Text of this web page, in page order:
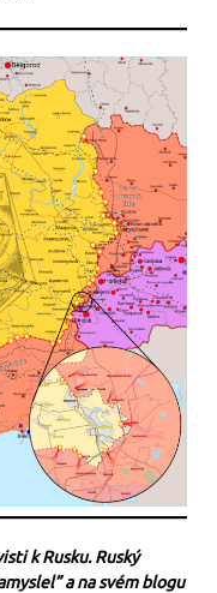
k Rusku. Ruský
a na svém blogu